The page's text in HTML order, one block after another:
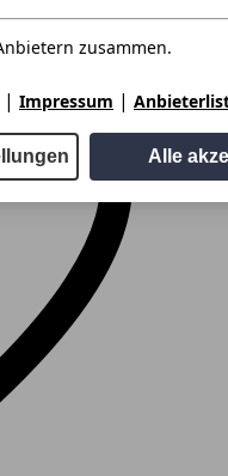
zusammen.
| Impressum |
Alle